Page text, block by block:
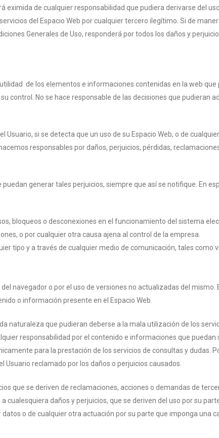
de cualquier responsabilidad que pudiera derivarse del
del Espacio Web por cualquier tercero ilegítimo. Si de
Generales de Uso, responderá por todos los daños y
de los elementos e informaciones contenidas en la web que
control. No se hace responsable de las decisiones que pudieran
si se detecta que un uso de su Espacio Web, o de
responsables por daños, perjuicios, pérdidas,
generar tales perjuicios, siempre que así se notifique. En
bloqueos o desconexiones en el funcionamiento del sistema
o por cualquier otra causa ajena al control de la empresa.
tipo y a través de cualquier medio de comunicación, tales como
navegador o por el uso de versiones no actualizadas del mismo.
o información presente en el Espacio Web.
naturaleza que pudieran deberse a la mala utilización de los
responsabilidad por el contenido e informaciones que puedan
para la prestación de los servicios de consultas y dudas.
Usuario reclamado por los daños o perjuicios causados.
que se deriven de reclamaciones, acciones o demandas de
daños y perjuicios, que se deriven del uso por su parte
o de cualquier otra actuación por su parte que imponga una